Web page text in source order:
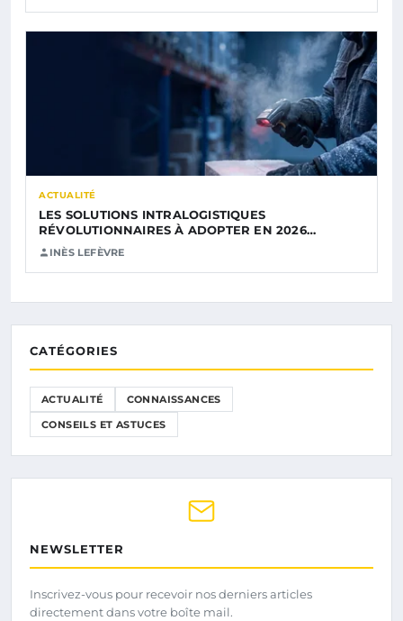
ACTUALITÉ
LES SOLUTIONS INTRALOGISTIQUES
RÉVOLUTIONNAIRES À ADOPTER EN 2026…
INÈS LEFÈVRE
CATÉGORIES
ACTUALITÉ
CONNAISSANCES
CONSEILS ET ASTUCES
NEWSLETTER
Inscrivez-vous pour recevoir nos derniers articles
directement dans votre boîte mail.